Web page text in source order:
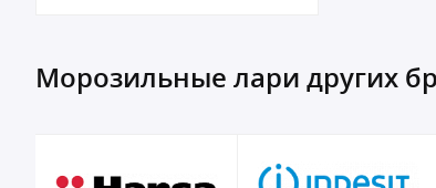
Морозильные лари других